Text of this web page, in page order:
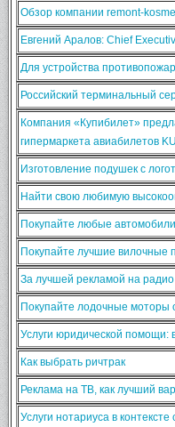
Обзор компании remont-
Евгений Аралов: Chief
Для устройства
Российский терминальный
Компания «Купибилет»
гипермаркета авиабилетов
Изготовление подушек с
Найти свою любимую
Покупайте любые
Покупайте лучшие вилочные
За лучшей рекламой на
Покупайте лодочные моторы
Услуги юридической
Как выбрать ричтрак
Реклама на ТВ, как лучший
Услуги нотариуса в